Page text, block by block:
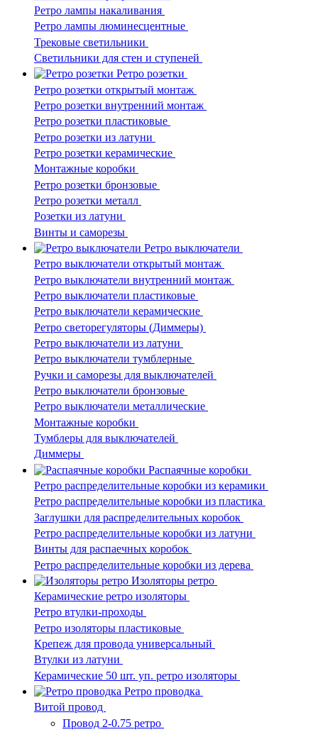
Ретро лампы накаливания
Ретро лампы люминесцентные
Трековые светильники
Светильники для стен и ступеней
Ретро розетки
Ретро розетки открытый монтаж
Ретро розетки внутренний монтаж
Ретро розетки пластиковые
Ретро розетки из латуни
Ретро розетки керамические
Монтажные коробки
Ретро розетки бронзовые
Ретро розетки металл
Розетки из латуни
Винты и саморезы
Ретро выключатели
Ретро выключатели открытый монтаж
Ретро выключатели внутренний монтаж
Ретро выключатели пластиковые
Ретро выключатели керамические
Ретро светорегуляторы (Диммеры)
Ретро выключатели из латуни
Ретро выключатели тумблерные
Ручки и саморезы для выключателей
Ретро выключатели бронзовые
Ретро выключатели металлические
Монтажные коробки
Тумблеры для выключателей
Диммеры
Распаячные коробки
Ретро распределительные коробки из керамики
Ретро распределительные коробки из пластика
Заглушки для распределительных коробок
Ретро распределительные коробки из латуни
Винты для распаечных коробок
Ретро распределительные коробки из дерева
Изоляторы ретро
Керамические ретро изоляторы
Ретро втулки-проходы
Ретро изоляторы пластиковые
Крепеж для провода универсальный
Втулки из латуни
Керамические 50 шт. уп. ретро изоляторы
Ретро проводка
Витой провод
Провод 2-0.75 ретро